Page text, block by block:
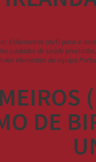
Enfermeiros (m/f) para o
cuidados de saúde
dos elementos da equipa
DE